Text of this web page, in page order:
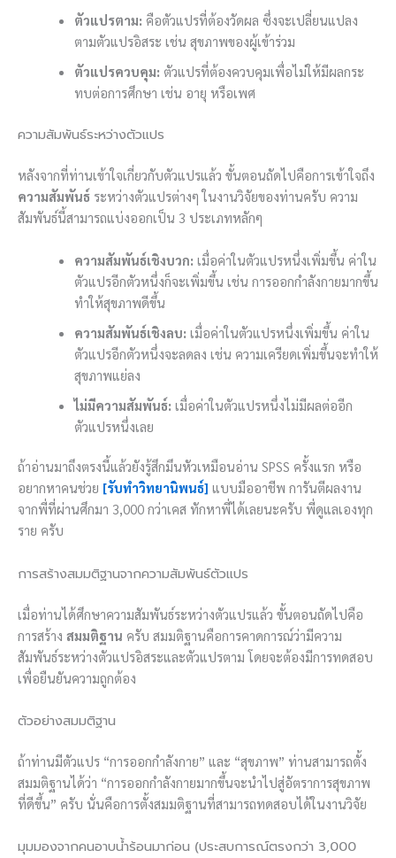
ตัวแปรตาม: คือตัวแปรที่ต้องวัดผล ซึ่งจะเปลี่ยนแปลง
ตามตัวแปรอิสระ เช่น สุขภาพของผู้เข้าร่วม
ตัวแปรควบคุม: ตัวแปรที่ต้องควบคุมเพื่อไม่ให้มีผลกระ
ทบต่อการศึกษา เช่น อายุ หรือเพศ
ความสัมพันธ์ระหว่างตัวแปร
หลังจากที่ท่านเข้าใจเกี่ยวกับตัวแปรแล้ว ขั้นตอนถัดไปคือการเข้าใจถึง
ความสัมพันธ์ ระหว่างตัวแปรต่างๆ ในงานวิจัยของท่านครับ ความ
สัมพันธ์นี้สามารถแบ่งออกเป็น 3 ประเภทหลักๆ
ความสัมพันธ์เชิงบวก: เมื่อค่าในตัวแปรหนึ่งเพิ่มขึ้น ค่าใน
ตัวแปรอีกตัวหนึ่งก็จะเพิ่มขึ้น เช่น การออกกำลังกายมากขึ้น
ทำให้สุขภาพดีขึ้น
ความสัมพันธ์เชิงลบ: เมื่อค่าในตัวแปรหนึ่งเพิ่มขึ้น ค่าใน
ตัวแปรอีกตัวหนึ่งจะลดลง เช่น ความเครียดเพิ่มขึ้นจะทำให้
สุขภาพแย่ลง
ไม่มีความสัมพันธ์: เมื่อค่าในตัวแปรหนึ่งไม่มีผลต่ออีก
ตัวแปรหนึ่งเลย
ถ้าอ่านมาถึงตรงนี้แล้วยังรู้สึกมึนหัวเหมือนอ่าน SPSS ครั้งแรก หรือ
อยากหาคนช่วย [รับทำวิทยานิพนธ์] แบบมืออาชีพ การันตีผลงาน
จากพี่ที่ผ่านศึกมา 3,000 กว่าเคส ทักหาพี่ได้เลยนะครับ พี่ดูแลเองทุก
ราย ครับ
การสร้างสมมติฐานจากความสัมพันธ์ตัวแปร
เมื่อท่านได้ศึกษาความสัมพันธ์ระหว่างตัวแปรแล้ว ขั้นตอนถัดไปคือ
การสร้าง สมมติฐาน ครับ สมมติฐานคือการคาดการณ์ว่ามีความ
สัมพันธ์ระหว่างตัวแปรอิสระและตัวแปรตาม โดยจะต้องมีการทดสอบ
เพื่อยืนยันความถูกต้อง
ตัวอย่างสมมติฐาน
ถ้าท่านมีตัวแปร “การออกกำลังกาย” และ “สุขภาพ” ท่านสามารถตั้ง
สมมติฐานได้ว่า “การออกกำลังกายมากขึ้นจะนำไปสู่อัตราการสุขภาพ
ที่ดีขึ้น” ครับ นั่นคือการตั้งสมมติฐานที่สามารถทดสอบได้ในงานวิจัย
มุมมองจากคนอาบน้ำร้อนมาก่อน (ประสบการณ์ตรงกว่า 3,000